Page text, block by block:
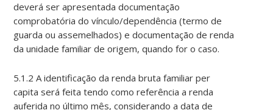
deverá ser apresentada documentação
comprobatória do vínculo/dependência (termo de
guarda ou assemelhados) e documentação de renda
da unidade familiar de origem, quando for o caso.
5.1.2 A identificação da renda bruta familiar per
capita será feita tendo como referência a renda
auferida no último mês, considerando a data de